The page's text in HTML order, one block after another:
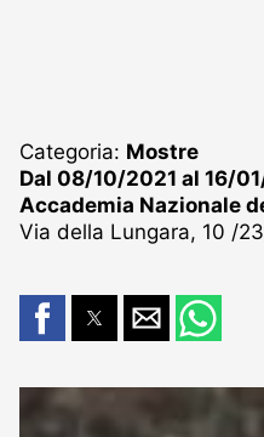
Categoria: Mostre
Dal 08/10/2021 al 16/
Accademia Nazionale
Via della Lungara, 10 /